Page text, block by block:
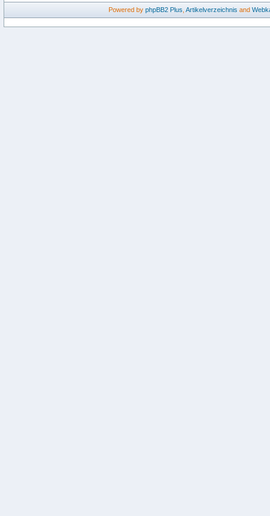
Powered by phpBB2 Plus Artikelverzeichnis and